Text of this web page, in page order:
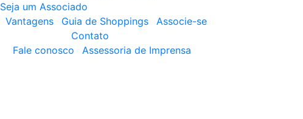
Seja um Associado
Vantagens Guia de Shoppings
Associe-se
Contato
Fale conosco
Assessoria de Imprensa